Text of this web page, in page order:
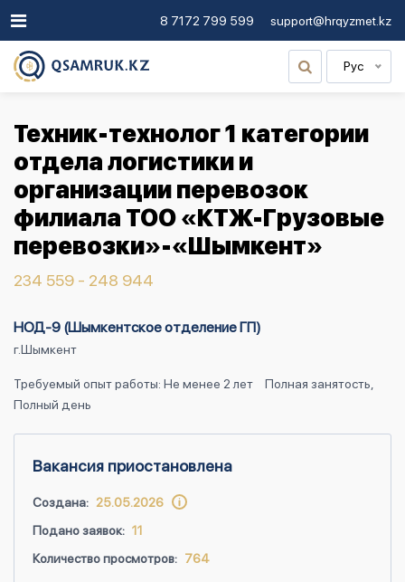
8 7172 799 599 support@hrqyzmet.kz
Рус
Техник-технолог 1 категории
отдела логистики и
организации перевозок
филиала ТОО «КТЖ-Грузовые
перевозки»-«Шымкент»
234 559 - 248 944
НОД-9 (Шымкентское отделение ГП)
г.Шымкент
Требуемый опыт работы: Не менее 2 лет
Полная занятость,
Полный день
Вакансия приостановлена
Создана: 25.05.2026
Подано заявок: 11
Количество просмотров: 764